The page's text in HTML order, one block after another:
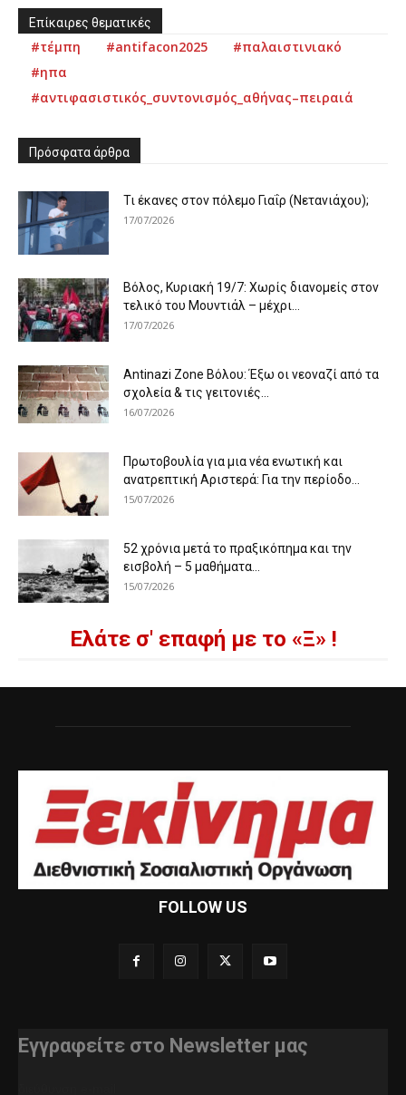
Επίκαιρες θεματικές
#τέμπη #antifacon2025
#παλαιστινιακό
#ηπα
#αντιφασιστικός_συντονισμός_αθήνας–πειραιά
Πρόσφατα άρθρα
Τι έκανες στον πόλεμο Γιαΐρ (Νετανιάχου);
17/07/2026
Βόλος, Κυριακή 19/7: Χωρίς διανομείς στον
τελικό του Μουντιάλ – μέχρι...
17/07/2026
Antinazi Zone Βόλου: Έξω οι νεοναζί από τα
σχολεία & τις γειτονιές...
16/07/2026
Πρωτοβουλία για μια νέα ενωτική και
ανατρεπτική Αριστερά: Για την περίοδο...
15/07/2026
52 χρόνια μετά το πραξικόπημα και την
εισβολή – 5 μαθήματα...
15/07/2026
Ελάτε σ' επαφή με το «Ξ» !
FOLLOW US
Εγγραφείτε στο Newsletter μας